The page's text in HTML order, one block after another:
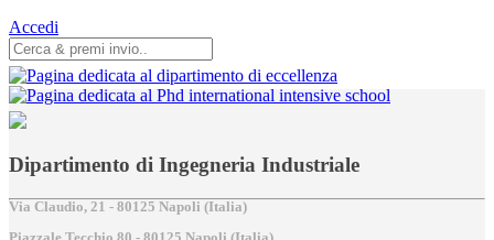
Accedi
Dipartimento di Ingegneria Industriale
Via Claudio, 21 - 80125 Napoli (Italia)